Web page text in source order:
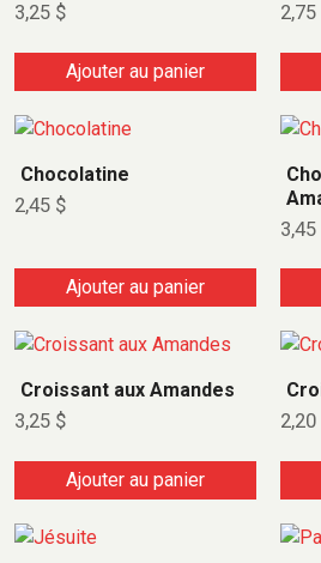
3,25 $
Ajouter au panier
2,75
Chocolatine
2,45 $
Ajouter au panier
3,45
Croissant aux Amandes
3,25 $
Ajouter au panier
2,20